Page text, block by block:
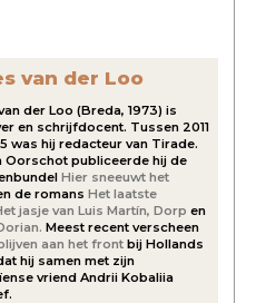
van der Loo
der Loo (Breda, 1973) is
en schrijfdocent. Tussen 2011
was hij redacteur van Tirade.
Oorschot publiceerde hij de
Hier sneeuwt het
de romansHet laatste
jasje van Luis Martín, Dorp en
Meest recent verscheen
aan het front bij Hollands
hij samen met zijn
vriend Andrii Kobaliia